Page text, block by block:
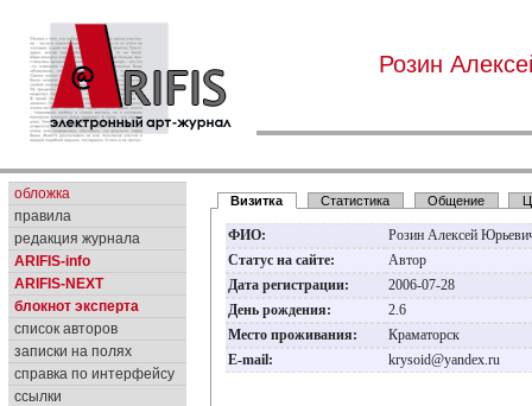
Розин
обложка
правила
редакция журнала
ARIFIS-info
ARIFIS-NEXT
блокнот эксперта
список авторов
записки на полях
справка по интерфейсу
ссылки
Визитка Статистика Общение
ФИО:
Розин Алексей
Статус на сайте:
Автор
Дата регистрации:
2006-07-28
День рождения:
2.6
Место проживания:
Краматорск
E-mail:
krysoid@yandex.ru